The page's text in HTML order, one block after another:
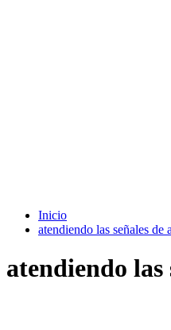
Inicio
atendiendo las señales de
atendiendo las